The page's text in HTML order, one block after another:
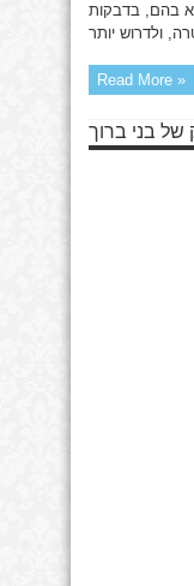
בהם, בדבקות
Read More »
של בני ברוך